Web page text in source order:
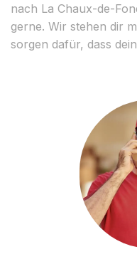
nach La Chaux-de-
gerne. Wir stehen dir
sorgen dafür, dass